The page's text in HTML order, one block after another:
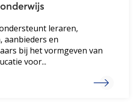
leraren,
aanbieders en
bij het vormgeven van
voor...